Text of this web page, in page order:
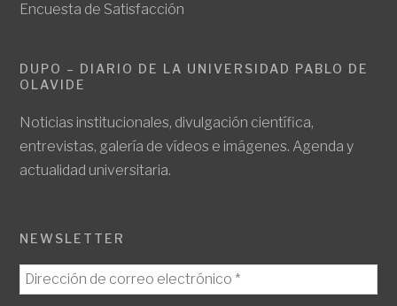
Encuesta de Satisfacción
DUPO – DIARIO DE LA UNIVERSIDAD PABLO DE
OLAVIDE
Noticias institucionales, divulgación científica,
entrevistas, galería de vídeos e imágenes. Agenda y
actualidad universitaria.
NEWSLETTER